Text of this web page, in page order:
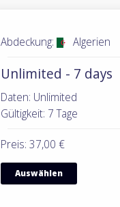
Abdeckung: Algerien
Unlimited - 7 days
Daten: Unlimited
Gültigkeit: 7 Tage
Preis: 37,00 €
Auswählen